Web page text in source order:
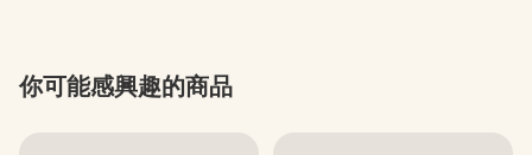
你可能感興趣的商品